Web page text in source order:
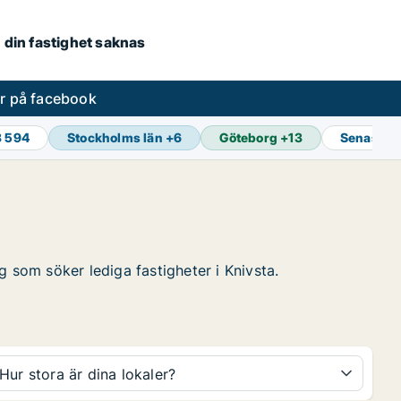
din fastighet saknas
på facebook
594 Stockholms län +6 Göteborg +13 Senaste
som söker lediga fastigheter i Knivsta.
Hur stora är dina lokaler?